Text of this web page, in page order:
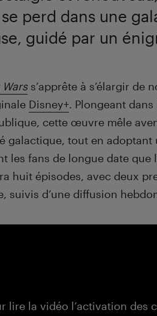
se perd dans une
guidé par un
Wars s’apprête à s’élargir de
Disney+. Plongeant
cette œuvre mêle
galactique, tout en
les fans de longue date que
huit épisodes, avec deux
suivis d’une diffusion
lire la vidéo l’activation des